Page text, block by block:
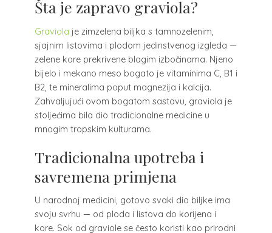
Šta je zapravo graviola?
Graviola je zimzelena biljka s tamnozelenim,
sjajnim listovima i plodom jedinstvenog izgleda —
zelene kore prekrivene blagim izbočinama. Njeno
bijelo i mekano meso bogato je vitaminima C, B1 i
B2, te mineralima poput magnezija i kalcija.
Zahvaljujući ovom bogatom sastavu, graviola je
stoljećima bila dio tradicionalne medicine u
mnogim tropskim kulturama.
Tradicionalna upotreba i
savremena primjena
U narodnoj medicini, gotovo svaki dio biljke ima
svoju svrhu — od ploda i listova do korijena i
kore. Sok od graviole se često koristi kao prirodni